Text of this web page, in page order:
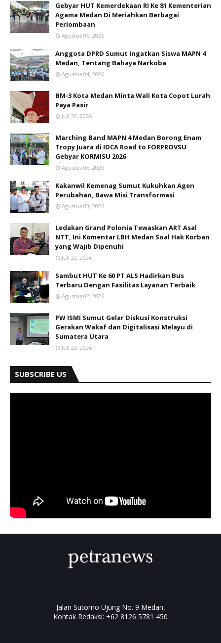
Gebyar HUT Kemerdekaan RI Ke 81 Kementerian
Agama Medan Di Meriahkan Berbagai
Perlombaan
Agustus 06, 2026
Anggota DPRD Sumut Ingatkan Siswa MAPN 4
Medan, Tentang Bahaya Narkoba
Agustus 04, 2026
BM-3 Kota Medan Minta Wali Kota Copot Lurah
Paya Pasir
Juli 30, 2026
Marching Band MAPN 4 Medan Borong Enam
Tropy Juara di IDCA Road to FORPROVSU
Gebyar KORMISU 2026
Agustus 05, 2026
Kakanwil Kemenag Sumut Kukuhkan Agen
Perubahan, Bawa Misi Transformasi
Agustus 03, 2026
Ledakan Grand Polonia Tewaskan ART Asal
NTT, Ini Komentar LBH Medan Soal Hak Korban
yang Wajib Dipenuhi
Juli 22, 2026
Sambut HUT Ke 60 PT ALS Hadirkan Bus
Terbaru Dengan Fasilitas Layanan Terbaik
Agustus 02, 2026
PW ISMI Sumut Gelar Diskusi Konstruksi
Gerakan Wakaf dan Digitalisasi Melayu di
Sumatera Utara
Juli 23, 2026
SUBSCRIBE US
Jalan Sutomo Ujung No. 9 Medan,
Kontak Redaksi: +62 8126 5781 450